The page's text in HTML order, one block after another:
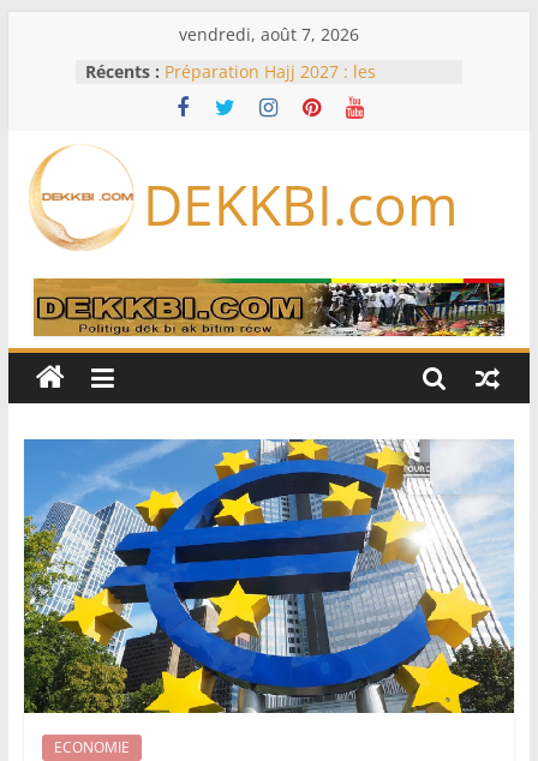
vendredi, août 7, 2026
Récents : Préparation Hajj 2027 : les
voyagistes privés appellent à
anticiper les nouvelles exigences
devant la loi : Dar Al Istiqaamah
soumet ses doléances au ministre
et deux propositions de loi au
menu de la session extraordinaire,
lundi
Foot : le Barça annule un amical au
Maroc après la crise migratoire de
Ceuta
de 0,4 % des prix à la
consommation en juin
DEKKBI.com
ECONOMIE